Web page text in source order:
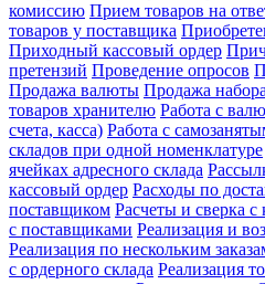
комиссию Прием товаров на
товаров у поставщика
Приходный кассовый ордер
претензий Проведение опросов
Продажа валюты Продажа
товаров хранителю Работа с
счета, касса) Работа с
складов при одной номенклатуре
ячейках адресного склада
кассовый ордер Расходы по
поставщиком Расчеты и сверка с
с поставщиками Реализация и
Реализация по нескольким
с ордерного склада Реализация